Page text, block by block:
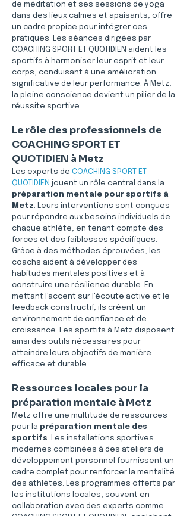
de méditation et ses sessions de yoga
dans des lieux calmes et apaisants, offre
un cadre propice pour intégrer ces
pratiques. Les séances dirigées par
COACHING SPORT ET QUOTIDIEN aident les
sportifs à harmoniser leur esprit et leur
corps, conduisant à une amélioration
significative de leur performance. À Metz,
la pleine conscience devient un pilier de la
réussite sportive.
Le rôle des professionnels de
COACHING SPORT ET
QUOTIDIEN à Metz
Les experts de COACHING SPORT ET
QUOTIDIEN jouent un rôle central dans la
préparation mentale pour sportifs à
Metz. Leurs interventions sont conçues
pour répondre aux besoins individuels de
chaque athlète, en tenant compte des
forces et des faiblesses spécifiques.
Grâce à des méthodes éprouvées, les
coachs aident à développer des
habitudes mentales positives et à
construire une résilience durable. En
mettant l'accent sur l'écoute active et le
feedback constructif, ils créent un
environnement de confiance et de
croissance. Les sportifs à Metz disposent
ainsi des outils nécessaires pour
atteindre leurs objectifs de manière
efficace et durable.
Ressources locales pour la
préparation mentale à Metz
Metz offre une multitude de ressources
pour la préparation mentale des
sportifs. Les installations sportives
modernes combinées à des ateliers de
développement personnel fournissent un
cadre complet pour renforcer la mentalité
des athlètes. Les programmes offerts par
les institutions locales, souvent en
collaboration avec des experts comme